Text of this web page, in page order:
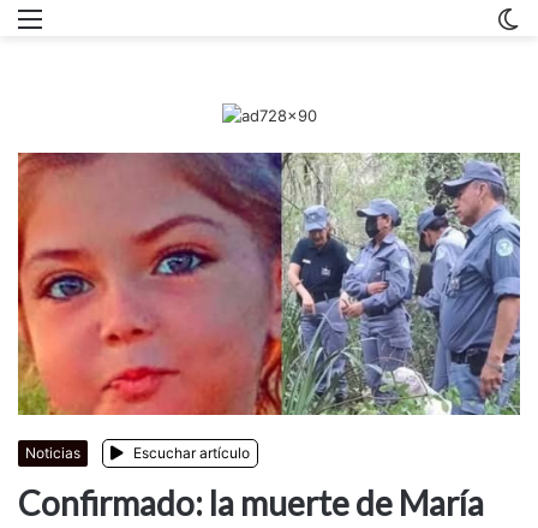
Noticias Escuchar artículo
Confirmado: la muerte de María